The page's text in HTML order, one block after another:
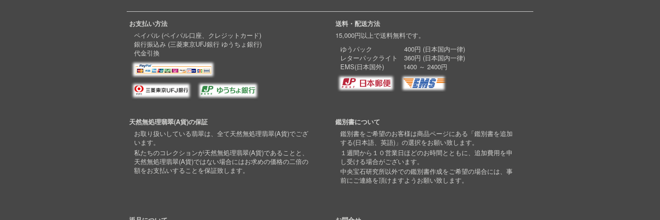
お支払い方法
ペイパル (ペイパル口座、クレジットカード)
銀行振込み (三菱東京UFJ銀行 ゆうちょ銀行)
代金引換
送料・配送方法
15,000円以上で送料無料です。
ゆうパック 400円 (日本国内一律)
レターパックライト 360円 (日本国内一律)
EMS(日本国外) 1400 ～ 2400円
天然無処理翡翠(A貨)の保証
お取り扱いしている翡翠は、全て天然無処理翡翠(A貨)でござ
います。
私たちのコレクションが天然無処理翡翠(A貨)であることと、
天然無処理翡翠(A貨)ではない場合にはお求めの価格の二倍の
額をお支払いすることを保証致します。
鑑別書について
鑑別書をご希望のお客様は商品ページにある「鑑別書を追加
する(日本語、英語)」の選択をお願い致します。
１週間から１０営業日ほどのお時間とともに、追加費用を申
し受ける場合がございます。
中央宝石研究所以外での鑑別書作成をご希望の場合には、事
前にご連絡を頂けますようお願い致します。